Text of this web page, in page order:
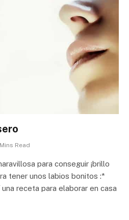
Read
para conseguir ¡brillo
tener unos labios bonitos :*
receta para elaborar en casa